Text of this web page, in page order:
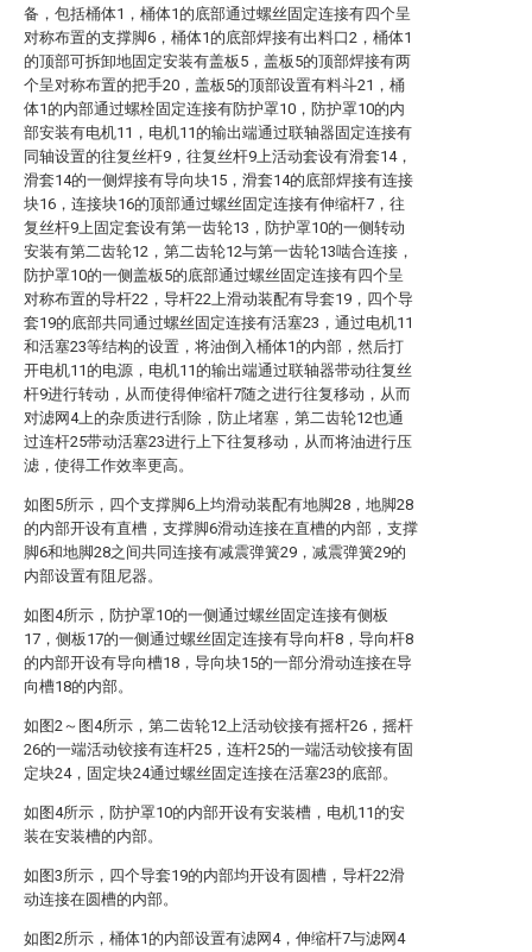
备，包括桶体1，桶体1的底部通过螺丝固定连接有四个呈
对称布置的支撑脚6，桶体1的底部焊接有出料口2，桶体1
的顶部可拆卸地固定安装有盖板5，盖板5的顶部焊接有两
个呈对称布置的把手20，盖板5的顶部设置有料斗21，桶
体1的内部通过螺栓固定连接有防护罩10，防护罩10的内
部安装有电机11，电机11的输出端通过联轴器固定连接有
同轴设置的往复丝杆9，往复丝杆9上活动套设有滑套14，
滑套14的一侧焊接有导向块15，滑套14的底部焊接有连接
块16，连接块16的顶部通过螺丝固定连接有伸缩杆7，往
复丝杆9上固定套设有第一齿轮13，防护罩10的一侧转动
安装有第二齿轮12，第二齿轮12与第一齿轮13啮合连接，
防护罩10的一侧盖板5的底部通过螺丝固定连接有四个呈
对称布置的导杆22，导杆22上滑动装配有导套19，四个导
套19的底部共同通过螺丝固定连接有活塞23，通过电机11
和活塞23等结构的设置，将油倒入桶体1的内部，然后打
开电机11的电源，电机11的输出端通过联轴器带动往复丝
杆9进行转动，从而使得伸缩杆7随之进行往复移动，从而
对滤网4上的杂质进行刮除，防止堵塞，第二齿轮12也通
过连杆25带动活塞23进行上下往复移动，从而将油进行压
滤，使得工作效率更高。
如图5所示，四个支撑脚6上均滑动装配有地脚28，地脚28
的内部开设有直槽，支撑脚6滑动连接在直槽的内部，支撑
脚6和地脚28之间共同连接有减震弹簧29，减震弹簧29的
内部设置有阻尼器。
如图4所示，防护罩10的一侧通过螺丝固定连接有侧板
17，侧板17的一侧通过螺丝固定连接有导向杆8，导向杆8
的内部开设有导向槽18，导向块15的一部分滑动连接在导
向槽18的内部。
如图2～图4所示，第二齿轮12上活动铰接有摇杆26，摇杆
26的一端活动铰接有连杆25，连杆25的一端活动铰接有固
定块24，固定块24通过螺丝固定连接在活塞23的底部。
如图4所示，防护罩10的内部开设有安装槽，电机11的安
装在安装槽的内部。
如图3所示，四个导套19的内部均开设有圆槽，导杆22滑
动连接在圆槽的内部。
如图2所示，桶体1的内部设置有滤网4，伸缩杆7与滤网4